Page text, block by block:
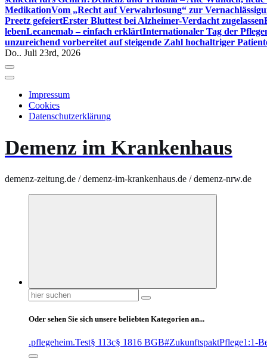
MedikationVom „Recht auf Verwahrlosung“ zur
Preetz gefeiertErster Bluttest bei Alzheimer-Verdacht zugelassen
lebenLecanemab – einfach erklärtInternationaler Tag der
unzureichend vorbereitet auf steigende Zahl hochaltriger
Do.. Juli 23rd, 2026
Impressum
Cookies
Datenschutzerklärung
Demenz im Krankenhaus
demenz-zeitung.de / demenz-im-krankenhaus.de / demenz-nrw.de
Suchen
nach:
Oder sehen Sie sich unsere beliebten Kategorien an...
.pflegeheim.Test§ 113c§ 1816 BGB#ZukunftspaktPflege1:1-